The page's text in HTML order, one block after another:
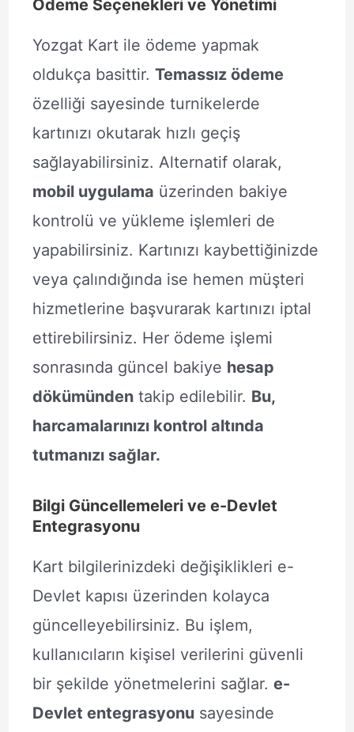
Ödeme Seçenekleri ve Yönetimi
Yozgat Kart ile ödeme yapmak
oldukça basittir. Temassız ödeme
özelliği sayesinde turnikelerde
kartınızı okutarak hızlı geçiş
sağlayabilirsiniz. Alternatif olarak,
mobil uygulama üzerinden bakiye
kontrolü ve yükleme işlemleri de
yapabilirsiniz. Kartınızı kaybettiğinizde
veya çalındığında ise hemen müşteri
hizmetlerine başvurarak kartınızı iptal
ettirebilirsiniz. Her ödeme işlemi
sonrasında güncel bakiye hesap
dökümündentakip edilebilir. Bu,
harcamalarınızı kontrol altında
tutmanızı sağlar.
Bilgi Güncellemeleri ve e-Devlet
Entegrasyonu
Kart bilgilerinizdeki değişiklikleri e-
Devlet kapısı üzerinden kolayca
güncelleyebilirsiniz. Bu işlem,
kullanıcıların kişisel verilerini güvenli
bir şekilde yönetmelerini sağlar. e-
Devlet entegrasyonusayesinde